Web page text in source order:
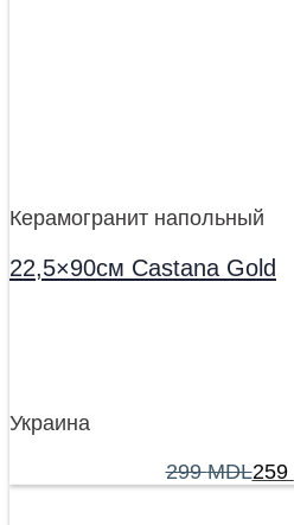
Керамогранит напольный
22,5×90см Castana Gold
Украина
299MDL259